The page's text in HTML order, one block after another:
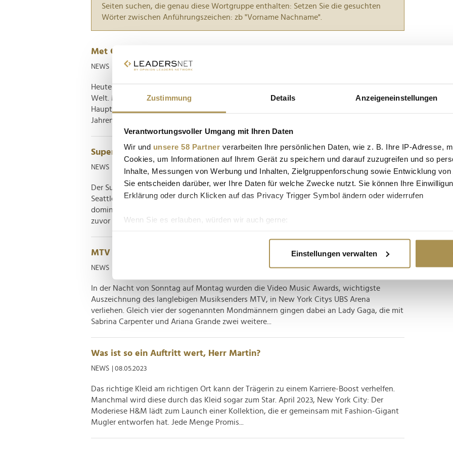
Zustimmung Details Anzeigeneinstellungen
Verantwortungsvoller Umgang mit Ihren Daten
Wir und unsere 58 Partner verarbeiten Ihre persönlichen Daten, wie z. B. Ihre IP-Adresse,
Cookies, um Informationen auf Ihrem Gerät zu speichern und darauf zuzugreifen und so
Inhalte, Messungen von Werbung und Inhalten, Zielgruppenforschung sowie Entwicklung
Sie entscheiden darüber, wer Ihre Daten für welche Zwecke nutzt. Sie können Ihre
Erklärung oder durch Klicken auf das Privacy Trigger Symbol ändern oder widerrufen
Wenn Sie es erlauben, würden wir auch gerne:
Erfahren Sie mehr darüber, wie Ihre persönlichen Daten verarbeitet werden, und legen Sie
Wir verwenden Cookies, um Inhalte und Anzeigen zu personalisieren, Funktionen für soziale
und die Zugriffe auf unsere Website zu analysieren. Außerdem geben wir Informationen zu
Website an unsere Partner für soziale Medien, Werbung und Analysen weiter. Unsere Partner
Einstellungen verwalten
Seiten suchen, die genau diese Wortgruppe enthalten: Setzen Sie die gesuchten
Wörter zwischen Anführungszeichen: zb "Vorname Nachname".
Met Gala 2026: Bezos kauft sich in die Mode-Elite ein – und alle schauen hin
NEWS | 04.05.2026
Heute Abend steigt in New York die Met Gala – der wohl wichtigste Mode-Event der
Welt. Mitten im Rampenlicht: Jeff Bezos und Lauren Sánchez Bezos. Das Paar ist heuer
Hauptsponsor – und sorgt schon vorab für ordentlich Gesprächsstoff. Noch vor wenigen
Jahren war Bezos vor allem für Amazon bekannt....
Super Bowl 2026: Diese Halbzeitshow geht in die Geschichte ein
NEWS | 09.02.2026
Der Super Bowl 2026 hat Sport- und Popgeschichte zugleich geschrieben. Während die
Seattle Seahawks mit einem 29:13-Sieg über die New England Patriots das NFL-Finale
dominierten, sorgte vor allem die Halbzeitshow für weltweite Aufmerksamkeit. Noch nie
zuvor standen so viele internationale Superstars...
MTV Video Music Awards: Alle Gewinner aus New York
NEWS
In der Nacht von Sonntag auf Montag wurden die Video Music Awards, wichtigste
Auszeichnung des langlebigen Musiksenders MTV, in New York Citys UBS Arena
verliehen. Gleich vier der sogenannten Mondmännern gingen dabei an Lady Gaga, die mit
Sabrina Carpenter und Ariana Grande zwei weitere...
Was ist so ein Auftritt wert, Herr Martin?
NEWS | 08.05.2023
Das richtige Kleid am richtigen Ort kann der Trägerin zu einem Karriere-Boost verhelfen.
Manchmal wird diese durch das Kleid sogar zum Star. April 2023, New York City: Der
Moderiese H&M lädt zum Launch einer Kollektion, die er gemeinsam mit Fashion-Gigant
Mugler entworfen hat. Jede Menge Promis...